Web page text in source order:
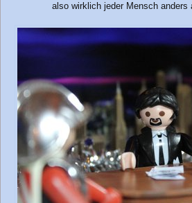
also wirklich jeder Mensch anders